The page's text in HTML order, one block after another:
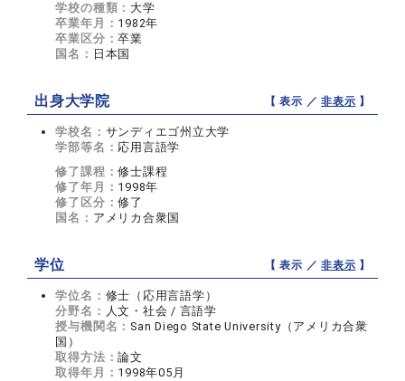
学校の種類： 大学
卒業年月： 1982年
卒業区分：卒業
国名： 日本国
出身大学院 【 表示 ／非表示 】
学校名： サンディエゴ州立大学
学部等名： 応用言語学
修了課程：修士課程
修了年月： 1998年
修了区分：修了
国名： アメリカ合衆国
学位 【 表示 ／非表示 】
学位名： 修士（応用言語学）
分野名： 人文・社会 / 言語学
授与機関名： San Diego State University（アメリカ合衆
国）
取得方法：論文
取得年月： 1998年05月